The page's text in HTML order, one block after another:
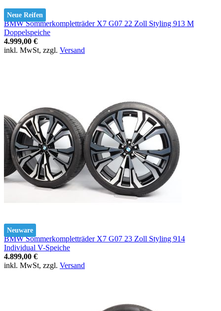
Neue Reifen
BMW Sommerkompletträder X7 G07 22 Zoll Styling 913 M
Doppelspeiche
4.999,00 €
inkl. MwSt, zzgl. Versand
Neuware
BMW Sommerkompletträder X7 G07 23 Zoll Styling 914
Individual V-Speiche
4.899,00 €
inkl. MwSt, zzgl. Versand